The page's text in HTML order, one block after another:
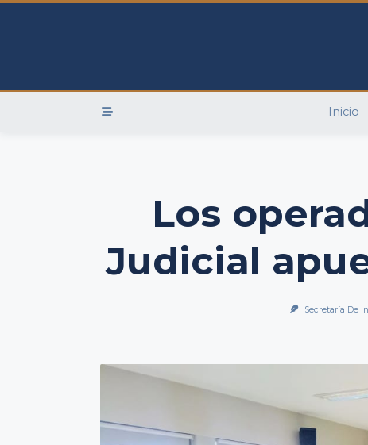
Skip
Inicio
Los
Judicial
Secretaría De